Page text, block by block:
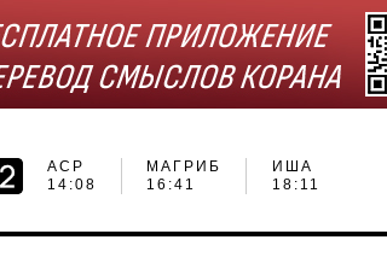
АСР
14:08
МАГРИБ
16:41
ИША
18:11